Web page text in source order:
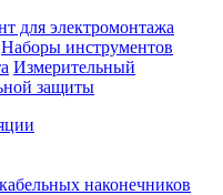
для электромонтажа
Наборы инструментов
Измерительный
защиты
наконечников